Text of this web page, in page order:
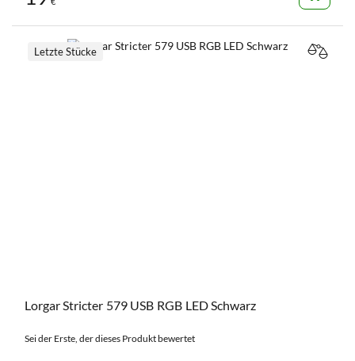
Lorgar Stricter 579 USB RGB LED Schwarz
Sei der Erste, der dieses Produkt bewertet
Letzte Stücke